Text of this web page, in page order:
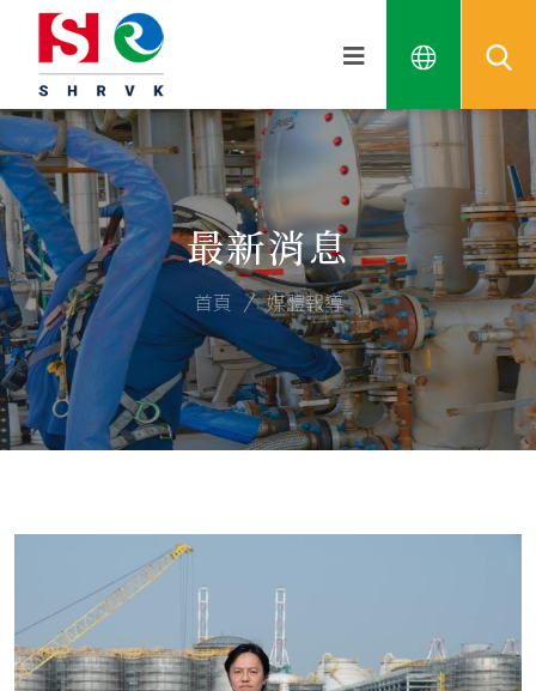
最新消息
首頁 媒體報導